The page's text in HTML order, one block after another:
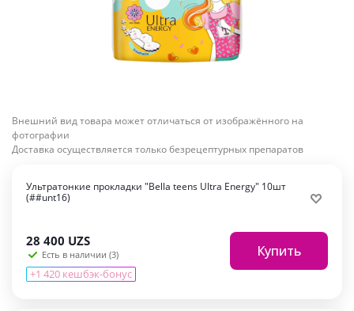
Внешний вид товара может отличаться от изображённого на
фотографии
Доставка осуществляется только безрецептурных препаратов
Ультратонкие прокладки "Bella teens Ultra Energy" 10шт
(##unt16)
28 400 UZS
Есть в наличии (3)
+1 420 кешбэк-бонус
Купить